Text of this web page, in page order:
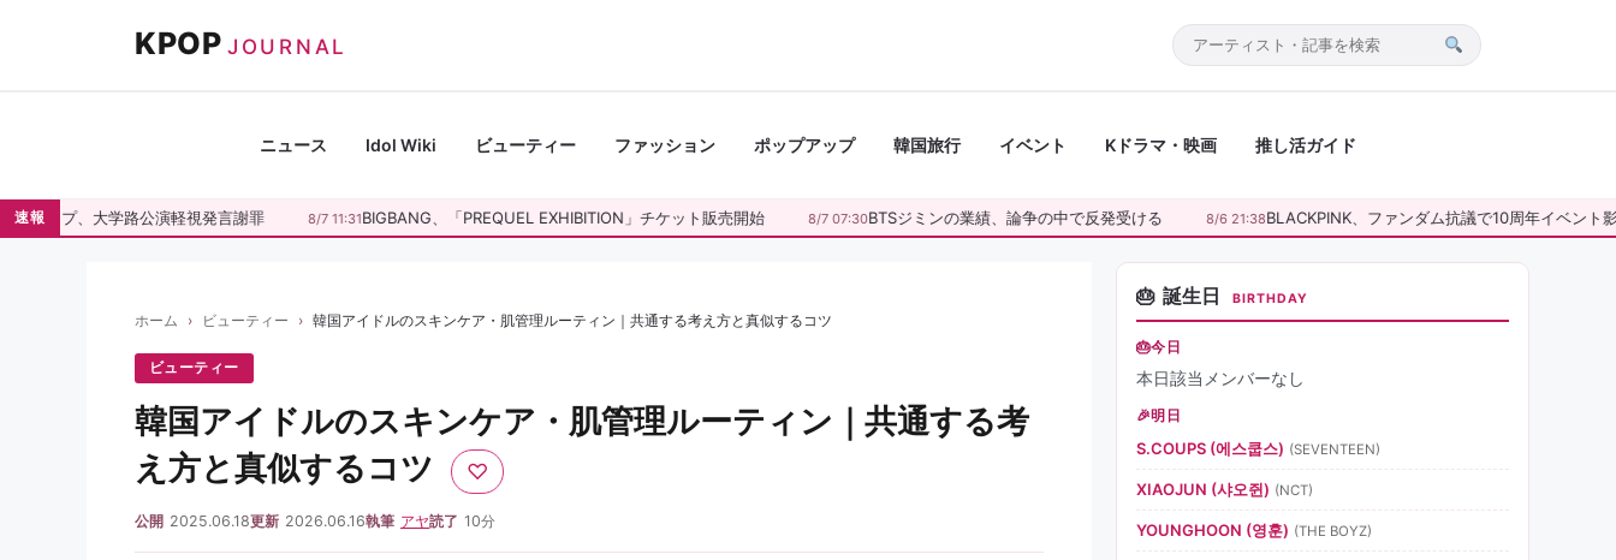
ス
キ
KPOP JOURNAL
サ
内
ニュース Idol Wiki ビューティー ファッション ポップアップ 韓国旅行 イベント Kドラマ・映画 推し活ガイド
速報
ヨプ、大学路公演軽視発言謝罪 8/7 11:31 BIGBANG、「PREQUEL EXHIBITION」チケット販売開始 8/7 07:30BTSジミンの業績、論争の中で反発受ける 8/6 21:38BLACKPINK、ファンダム抗議で10周年イベント影響
ホーム ビューティー 韓国アイドルのスキンケア・肌管理ルーティン｜共通する考え方と真似するコツ
ビューティー
韓国アイドルのスキンケア・肌管理ルーティン｜共通する考
え方と真似するコツ
♡
公開 2025.06.18更新 2026.06.16執筆 アヤ読了 10分
誕生日 BIRTHDAY
今日
本日該当メンバーなし
明日
S.COUPS (에스쿱스) (SEVENTEEN)
XIAOJUN (샤오쥔) (NCT)
YOUNGHOON (영훈) (THE BOYZ)